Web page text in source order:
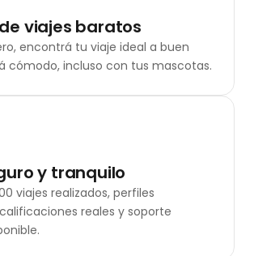
viajes baratos
encontrá tu viaje ideal a buen
cómodo, incluso con tus mascotas.
y tranquilo
viajes realizados, perfiles
reales y soporte